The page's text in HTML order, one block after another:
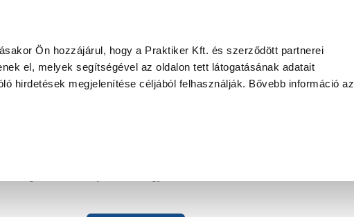
Ön hozzájárul, hogy a Praktiker Kft. és szerződött partnerei
el, melyek segítségével az oldalon tett látogatásának adatait
hirdetések megjelenítése céljából felhasználják. Bővebb információ az